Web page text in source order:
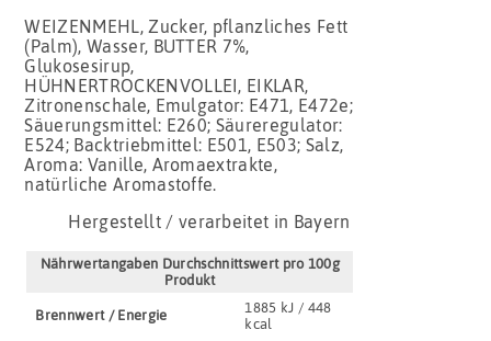
WEIZENMEHL, Zucker, pflanzliches Fett
(Palm), Wasser, BUTTER 7%,
Glukosesirup,
HÜHNERTROCKENVOLLEI, EIKLAR,
Zitronenschale, Emulgator: E471, E472e;
Säuerungsmittel: E260; Säureregulator:
E524; Backtriebmittel: E501, E503; Salz,
Aroma: Vanille, Aromaextrakte,
natürliche Aromastoffe.
Hergestellt / verarbeitet in Bayern
Nährwertangaben Durchschnittswert pro 100g
Produkt
Brennwert / Energie
1885 kJ / 448
kcal